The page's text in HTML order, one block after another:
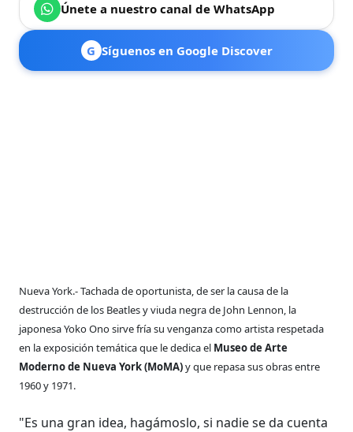
Únete a nuestro canal de WhatsApp
G Síguenos en Google Discover
Nueva York.- Tachada de oportunista, de ser la causa de la
destrucción de los Beatles y viuda negra de John Lennon, la
japonesa Yoko Ono sirve fría su venganza como artista respetada
en la exposición temática que le dedica el Museo de Arte
Moderno de Nueva York (MoMA)y que repasa sus obras entre
1960 y 1971.
"Es una gran idea, hagámoslo, si nadie se da cuenta